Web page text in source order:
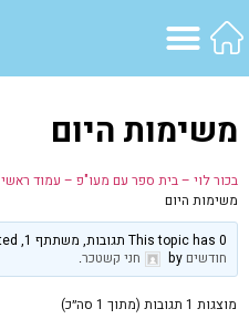
משימות היום
בכור לוי – בית ספר עם מעו"פ – עמוד ראשי
משימות היום
This topic has 0 תגובות, משתתף 1, and was last updated
חודשים by חני קשטכר.
מוצגות 1 תגובות (מתוך 1 סה״כ)